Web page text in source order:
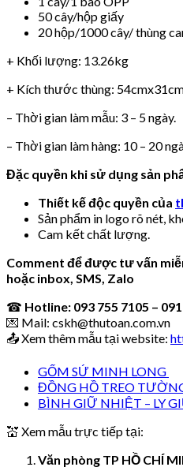
50 cây/hộp giấy
20 hộp/1000 cây/ thùng
+ Khối lượng: 13.26kg
+ Kích thước thùng:
– Thời gian làm mẫu: 3 – 5 ngày.
– Thời gian làm hàng: 10 – 20
Đặc quyền khi sử dụng sản
Thiết kế độc quyền của
Sản phẩm in logo rõ nét,
Cam kết chất lượng.
Comment để được tư vấn
hoặc inbox, SMS, Zalo
☎ Hotline: 093 755 7105 –
💌 Mail: cskh@thutoan.com.vn
📤 Xem thêm mẫu tại website:
GỐM SỨ MINH LONG
ĐỒNG HỒ TREO
BÌNH GIỮ NHIỆT – LY
💒 Xem mẫu trực tiếp tại:
Văn phòng TP HỒ CHÍ